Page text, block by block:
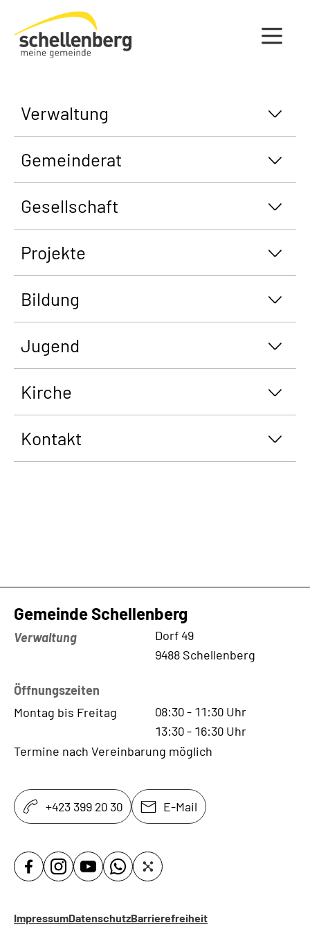
Gemeinde Schellenberg Startseite
Verwaltung
Gemeinderat
Gesellschaft
Projekte
Bildung
Jugend
Kirche
Kontakt
Gemeinde Schellenberg
Verwaltung
Dorf 49
9488 Schellenberg
Öffnungszeiten
Montag bis Freitag
08:30- 11:30 Uhr
13:30- 16:30 Uhr
Termine nach Vereinbarung möglich
+423 399 20 30 E-Mail
ImpressumDatenschutzBarrierefreiheit